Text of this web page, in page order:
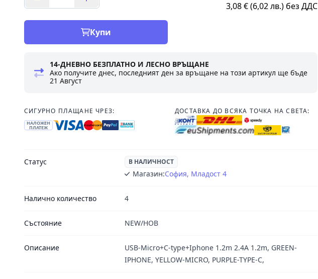
3,08 € (6,02 лв.) без ДДС
Купи
14-ДНЕВНО БЕЗПЛАТНО И ЛЕСНО ВРЪЩАНЕ
Ако получите днес, последният ден за връщане на този артикул ще бъде
21 Август
СИГУРНО ПЛАЩАНЕ ЧРЕЗ:
НАЛОЖЕН
ПЛАТЕЖ
ДОСТАВКА ДО ВСЯКА ТОЧКА НА СВЕТА:
Статус В НАЛИЧНОСТ
Магазин:София, Младост 4
Налично количество 4
Състояние NEW/НОВ
Описание
USB-Micro+C-type+Iphone 1.2m 2.4A 1.2m, GREEN-
IPHONE, YELLOW-MICRO, PURPLE-TYPE-C,